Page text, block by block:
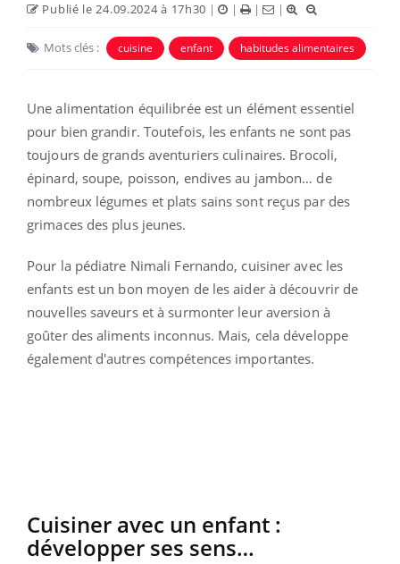
Publié le 24.09.2024 à 17h30 | | | |
Mots clés : cuisine enfant habitudes alimentaires
Une alimentation équilibrée est un élément essentiel
pour bien grandir. Toutefois, les enfants ne sont pas
toujours de grands aventuriers culinaires. Brocoli,
épinard, soupe, poisson, endives au jambon… de
nombreux légumes et plats sains sont reçus par des
grimaces des plus jeunes.
Pour la pédiatre Nimali Fernando, cuisiner avec les
enfants est un bon moyen de les aider à découvrir de
nouvelles saveurs et à surmonter leur aversion à
goûter des aliments inconnus. Mais, cela développe
également d'autres compétences importantes.
Cuisiner avec un enfant :
développer ses sens…